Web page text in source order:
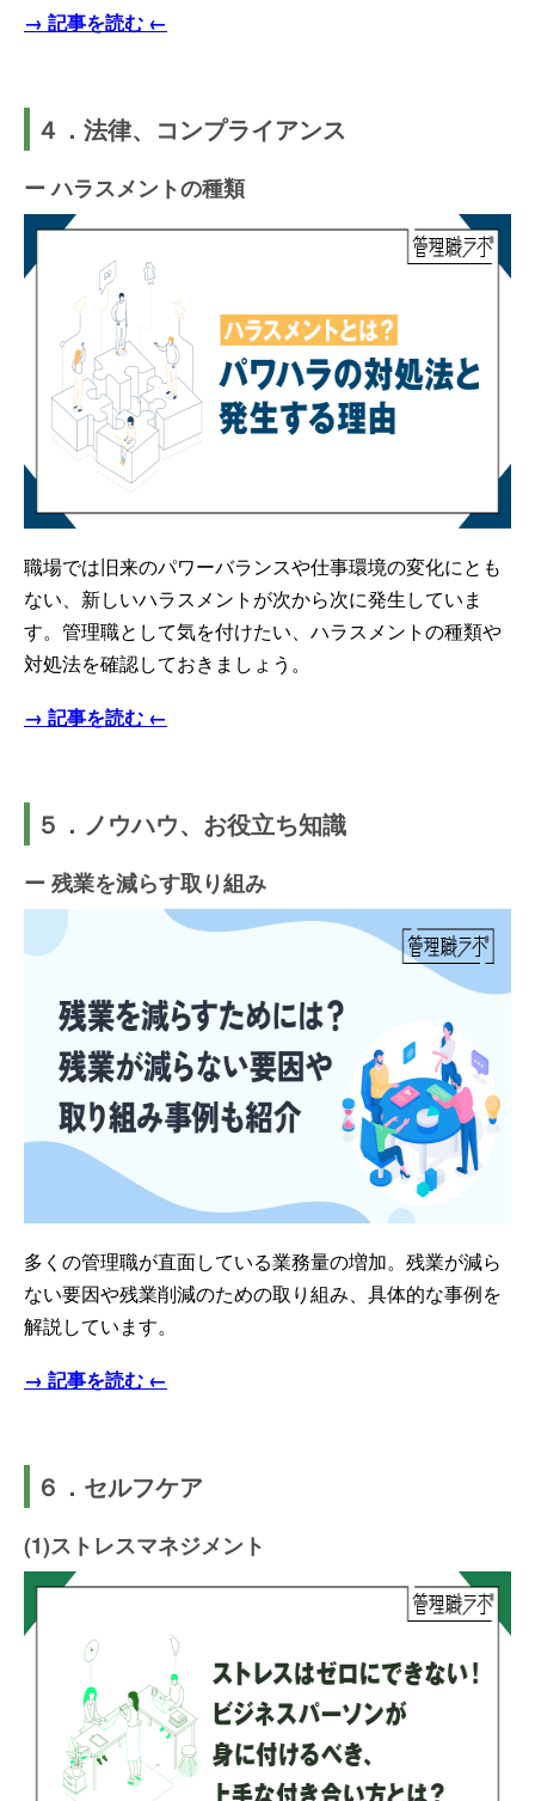
→ 記事を読む ←
４．法律、コンプライアンス
ー ハラスメントの種類
職場では旧来のパワーバランスや仕事環境の変化にとも
ない、新しいハラスメントが次から次に発生していま
す。管理職として気を付けたい、ハラスメントの種類や
対処法を確認しておきましょう。
→ 記事を読む ←
５．ノウハウ、お役立ち知識
ー 残業を減らす取り組み
多くの管理職が直面している業務量の増加。残業が減ら
ない要因や残業削減のための取り組み、具体的な事例を
解説しています。
→ 記事を読む ←
６．セルフケア
(1)ストレスマネジメント